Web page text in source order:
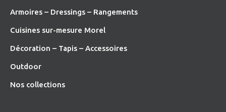
Armoires – Dressings – Rangements
Cuisines sur-mesure Morel
Décoration – Tapis – Accessoires
Outdoor
Nos collections